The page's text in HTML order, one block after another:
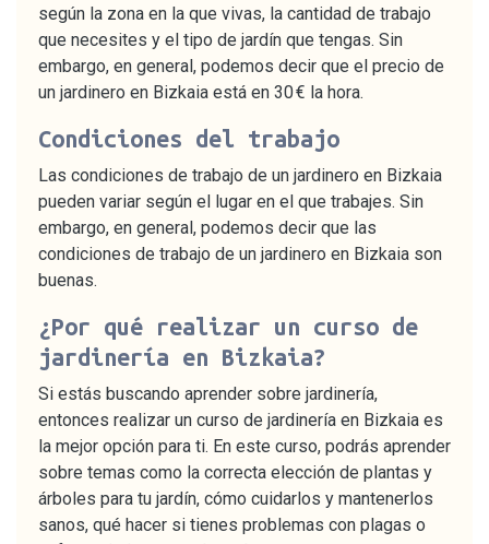
según la zona en la que vivas, la cantidad de trabajo
que necesites y el tipo de jardín que tengas. Sin
embargo, en general, podemos decir que el precio de
un jardinero en Bizkaia está en 30 € la hora.
Condiciones del trabajo
Las condiciones de trabajo de un jardinero en Bizkaia
pueden variar según el lugar en el que trabajes. Sin
embargo, en general, podemos decir que las
condiciones de trabajo de un jardinero en Bizkaia son
buenas.
¿Por qué realizar un curso de
jardinería en Bizkaia?
Si estás buscando aprender sobre jardinería,
entonces realizar un curso de jardinería en Bizkaia es
la mejor opción para ti. En este curso, podrás aprender
sobre temas como la correcta elección de plantas y
árboles para tu jardín, cómo cuidarlos y mantenerlos
sanos, qué hacer si tienes problemas con plagas o